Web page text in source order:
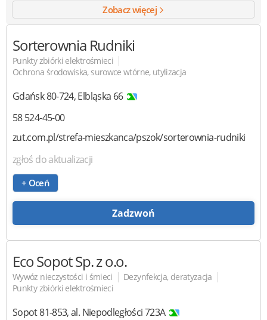
Zobacz więcej
Sorterownia Rudniki
Punkty zbiórki elektrośmieci |
Ochrona środowiska, surowce wtórne, utylizacja
Gdańsk80-724,Elbląska 66
58 524-45-00
zut.com.pl/strefa-mieszkanca/pszok/sorterownia-rudniki
zgłoś do aktualizacji
+ Oceń
Zadzwoń
Eco SopotSp. z o.o.
Wywóz nieczystości i śmieci | Dezynfekcja, deratyzacja |
Punkty zbiórki elektrośmieci
Sopot81-853,al. Niepodległości 723A